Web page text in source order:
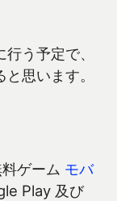
う予定で、
思います。
ゲーム モバ
Play 及び